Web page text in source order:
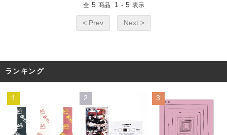
全 5 商品 1 - 5 表示
< Prev Next >
ランキング
1 2 3